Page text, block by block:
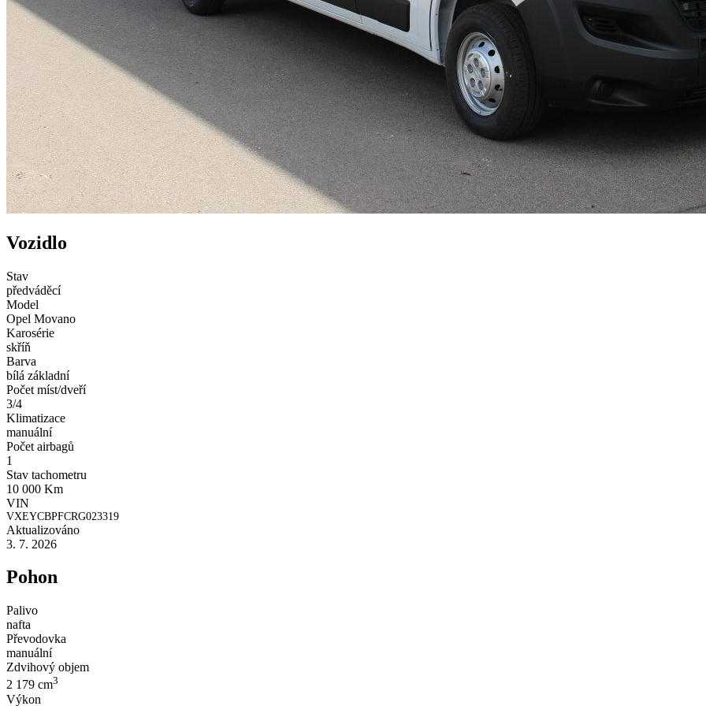
Vozidlo
Stav
předváděcí
Model
Opel Movano
Karosérie
skříň
Barva
bílá základní
Počet míst/dveří
3/4
Klimatizace
manuální
Počet airbagů
1
Stav tachometru
10 000 Km
VIN
VXEYCBPFCRG023319
Aktualizováno
3. 7. 2026
Pohon
Palivo
nafta
Převodovka
manuální
Zdvihový objem
2 179 cm3
Výkon